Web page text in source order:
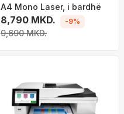
A4 Mono Laser, i bardhë
8,790 MKD.
9,690 MKD.
-9%